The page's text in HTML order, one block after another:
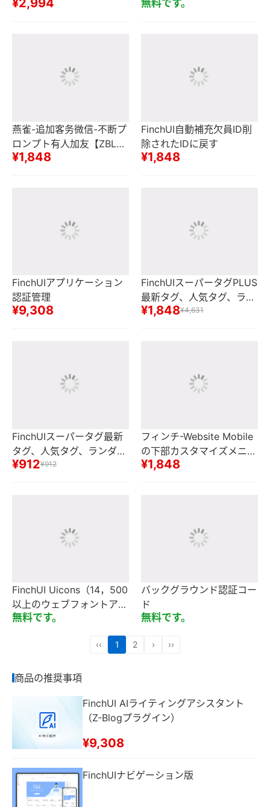
¥2,994 無料です。
燕雀-追加客务微信-不断プ
ロンプト有人加友【ZBLO
G版】
¥1,848
FinchUI自動補充欠員ID削
除されたIDに戻す
¥1,848
FinchUIアプリケーション
認証管理
¥9,308
FinchUIスーパータグPLUS
最新タグ、人気タグ、ラン
ダムタグ、タグ、タグアー
¥1,848¥4,631
FinchUIスーパータグ最新
タグ、人気タグ、ランダム
タグ、タグアーカイブ
¥912¥912
フィンチ-Website Mobile
の下部カスタマイズメニュ
ー-セカンダリメニュー付
¥1,848
FinchUI Uicons（14，500
以上のウェブフォントアイ
コン）
無料です。
バックグラウンド認証コー
ド
無料です。
‹‹ 1 2 › ››
商品の推奨事項
FinchUI AIライティングアシスタント
（Z-Blogプラグイン）
¥9,308
FinchUIナビゲーション版